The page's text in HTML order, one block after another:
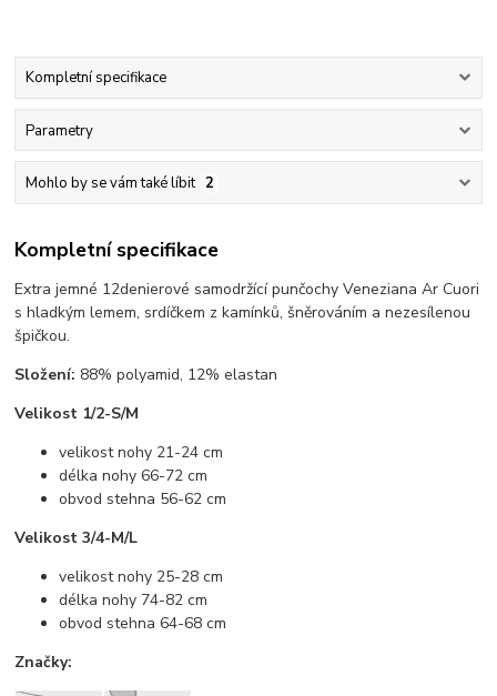
Kompletní specifikace
Parametry
Mohlo by se vám také líbit 2
Kompletní specifikace
Extra jemné 12denierové samodržící punčochy Veneziana Ar Cuori
s hladkým lemem, srdíčkem z kamínků, šněrováním a nezesílenou
špičkou.
Složení: 88% polyamid, 12% elastan
Velikost 1/2-S/M
velikost nohy 21-24 cm
délka nohy 66-72 cm
obvod stehna 56-62 cm
Velikost 3/4-M/L
velikost nohy 25-28 cm
délka nohy 74-82 cm
obvod stehna 64-68 cm
Značky: